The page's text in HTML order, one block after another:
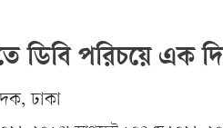
ডিবি পরিচয়ে এক
ঢাকা‎